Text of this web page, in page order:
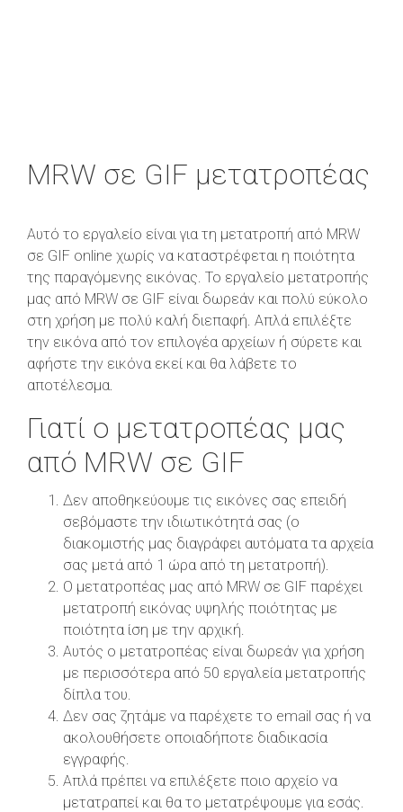
MRW σε GIF μετατροπέας
Αυτό το εργαλείο είναι για τη μετατροπή από MRW
σε GIF online χωρίς να καταστρέφεται η ποιότητα
της παραγόμενης εικόνας. Το εργαλείο μετατροπής
μας από MRW σε GIF είναι δωρεάν και πολύ εύκολο
στη χρήση με πολύ καλή διεπαφή. Απλά επιλέξτε
την εικόνα από τον επιλογέα αρχείων ή σύρετε και
αφήστε την εικόνα εκεί και θα λάβετε το
αποτέλεσμα.
Γιατί ο μετατροπέας μας
από MRW σε GIF
Δεν αποθηκεύουμε τις εικόνες σας επειδή
σεβόμαστε την ιδιωτικότητά σας (ο
διακομιστής μας διαγράφει αυτόματα τα αρχεία
σας μετά από 1 ώρα από τη μετατροπή).
Ο μετατροπέας μας από MRW σε GIF παρέχει
μετατροπή εικόνας υψηλής ποιότητας με
ποιότητα ίση με την αρχική.
Αυτός ο μετατροπέας είναι δωρεάν για χρήση
με περισσότερα από 50 εργαλεία μετατροπής
δίπλα του.
Δεν σας ζητάμε να παρέχετε το email σας ή να
ακολουθήσετε οποιαδήποτε διαδικασία
εγγραφής.
Απλά πρέπει να επιλέξετε ποιο αρχείο να
μετατραπεί και θα το μετατρέψουμε για εσάς.